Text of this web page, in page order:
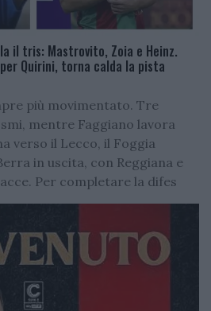
il tris: Mastrovito, Zoia e Heinz.
Quirini, torna calda la pista
più movimentato. Tre
mentre Faggiano lavora
verso il Lecco, il Foggia
in uscita, con Reggiana e
Per completare la difes